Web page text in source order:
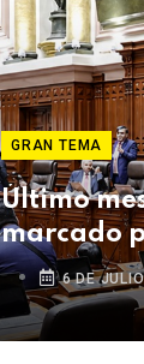
GRAN TEMA
Último
marcado
6 DE